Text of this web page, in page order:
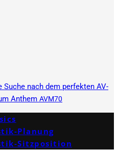
Suche nach dem perfekten AV-
Anthem AVM70
Planung
Sitzposition